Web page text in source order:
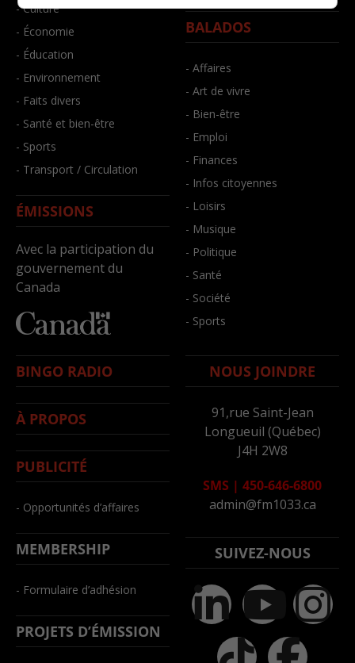
- Culture
- Économie
- Éducation
- Environnement
- Faits divers
- Santé et bien-être
- Sports
- Transport / Circulation
ÉMISSIONS
Avec la participation du
gouvernement du
Canada
BALADOS
- Affaires
- Art de vivre
- Bien-être
- Emploi
- Finances
- Infos citoyennes
- Loisirs
- Musique
- Politique
- Santé
- Société
- Sports
BINGO RADIO
À PROPOS
PUBLICITÉ
- Opportunités d’affaires
MEMBERSHIP
- Formulaire d’adhésion
PROJETS D’ÉMISSION
NOUS JOINDRE
91,rue Saint-Jean
Longueuil (Québec)
J4H 2W8
SMS | 450-646-6800
admin@fm1033.ca
SUIVEZ-NOUS